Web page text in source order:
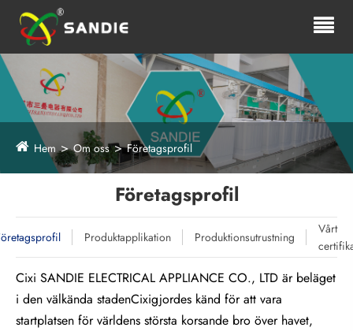
Hem Om oss Företagsprofil
Företagsprofil
Produktapplikation Produktionsutrustning
Vårt
Cixi SANDIE ELECTRICAL APPLIANCE CO., LTD är beläget
i den välkända stadenCixigjordes känd för att vara
startplatsen för världens största korsande bro över havet,